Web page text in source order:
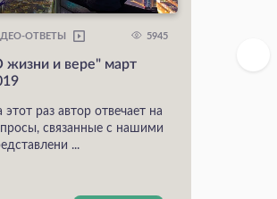
ОТВЕТЫ 5945
жизни и вере" март
этот раз автор отвечает на
связанные с нашими
...